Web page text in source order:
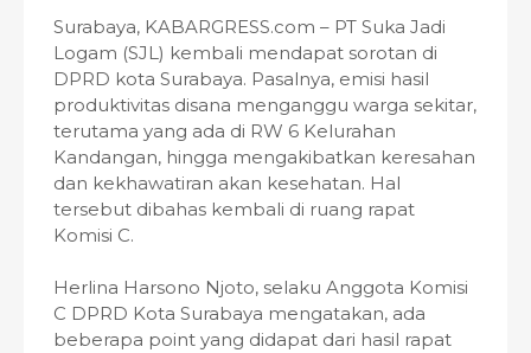
Surabaya, KABARGRESS.com – PT Suka Jadi
Logam (SJL) kembali mendapat sorotan di
DPRD kota Surabaya. Pasalnya, emisi hasil
produktivitas disana menganggu warga sekitar,
terutama yang ada di RW 6 Kelurahan
Kandangan, hingga mengakibatkan keresahan
dan kekhawatiran akan kesehatan. Hal
tersebut dibahas kembali di ruang rapat
Komisi C.
Herlina Harsono Njoto, selaku Anggota Komisi
C DPRD Kota Surabaya mengatakan, ada
beberapa point yang didapat dari hasil rapat